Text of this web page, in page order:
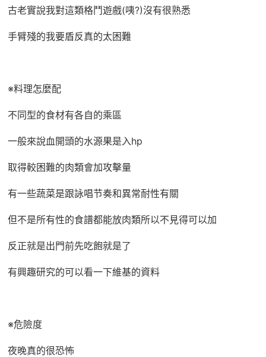
古老實說我對這類格鬥遊戲(咦?)沒有很熟悉
手臂殘的我要盾反真的太困難
※料理怎麼配
不同型的食材有各自的乘區
一般來說血開頭的水源果是入hp
取得較困難的肉類會加攻擊量
有一些蔬菜是跟詠唱节奏和異常耐性有關
但不是所有性的食譜都能放肉類所以不見得可以加
反正就是出門前先吃飽就是了
有興趣研究的可以看一下維基的資料
※危險度
夜晚真的很恐怖